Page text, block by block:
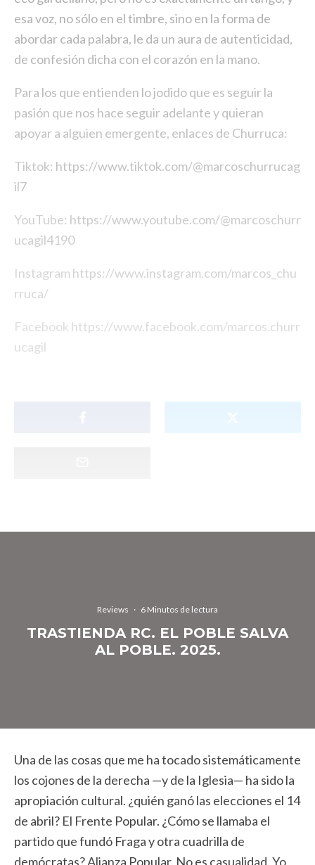
esa voz, no sólo en el timbre, sino en la forma de
abordar cada palabra, le da un aura de autenticidad,
de confesión dicha con el corazón en la mano.
Para los que entienden lo jodido que es seguir la
pasión que nos hace seguir adelante y quieran
apoyar a alguien emergente, enlaces de Churruca:
Tiktok: https://www.tiktok.com/@marcoschurrucag
il7
YouTube: https://www.youtube.com/@marcoschurr
ucagil4190
Instagram https://www.instagram.com/marcos_chu
rruca/
Facebook https://www.facebook.com/marcos.churr
ucagil
Reviews · 6 Minutos de lectura
TRASTIENDA RC. EL POBLE SALVA
AL POBLE. 2025.
Una de las cosas que me ha tocado sistemáticamente
los cojones de la derecha —y de la Iglesia— ha sido la
apropiación cultural. ¿quién ganó las elecciones el 14
de abril? El Frente Popular. ¿Cómo se llamaba el
partido que fundó Fraga y otra cuadrilla de
demócratas? Alianza Popular. No es casualidad. Yo